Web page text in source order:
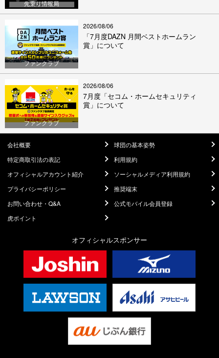
先乗り情報局
ファンクラブ
2026/08/06
「7月度DAZN 月間ベストホームラン
賞」について
ファンクラブ
2026/08/06
7月度「セコム・ホームセキュリティ
賞」について
会社概要
球団の基本姿勢
特定商取引法の表記
利用規約
オフィシャルアカウント紹介
ソーシャルメディア利用規約
プライバシーポリシー
推奨端末
お問い合わせ・Q&A
公式モバイル会員登録
虎ポイント
オフィシャルスポンサー